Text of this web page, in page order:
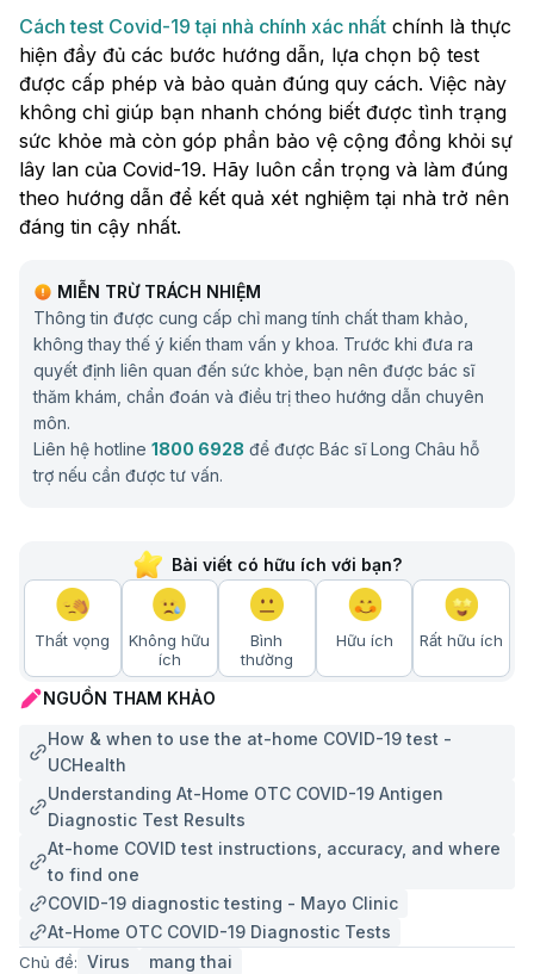
Cách test Covid-19 tại nhà chính xác nhất chính là thực
hiện đầy đủ các bước hướng dẫn, lựa chọn bộ test
được cấp phép và bảo quản đúng quy cách. Việc này
không chỉ giúp bạn nhanh chóng biết được tình trạng
sức khỏe mà còn góp phần bảo vệ cộng đồng khỏi sự
lây lan của Covid-19. Hãy luôn cẩn trọng và làm đúng
theo hướng dẫn để kết quả xét nghiệm tại nhà trở nên
đáng tin cậy nhất.
MIỄN TRỪ TRÁCH NHIỆM
Thông tin được cung cấp chỉ mang tính chất tham khảo,
không thay thế ý kiến tham vấn y khoa. Trước khi đưa ra
quyết định liên quan đến sức khỏe, bạn nên được bác sĩ
thăm khám, chẩn đoán và điều trị theo hướng dẫn chuyên
môn.
Liên hệ hotline 1800 6928 để được Bác sĩ Long Châu hỗ
trợ nếu cần được tư vấn.
Bài viết có hữu ích với bạn?
Thất vọng
Không hữu
ích
Bình
thường
Hữu ích Rất hữu ích
NGUỒN THAM KHẢO
How & when to use the at-home COVID-19 test -
UCHealth
Understanding At-Home OTC COVID-19 Antigen
Diagnostic Test Results
At-home COVID test instructions, accuracy, and where
to find one
COVID-19 diagnostic testing - Mayo Clinic
At-Home OTC COVID-19 Diagnostic Tests
Chủ đề: Virus mang thai